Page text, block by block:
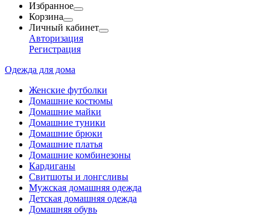
Избранное
Корзина
Личный кабинет
Авторизация
Регистрация
Одежда для дома
Женские футболки
Домашние костюмы
Домашние майки
Домашние туники
Домашние брюки
Домашние платья
Домашние комбинезоны
Кардиганы
Свитшоты и лонгсливы
Мужская домашняя одежда
Детская домашняя одежда
Домашняя обувь